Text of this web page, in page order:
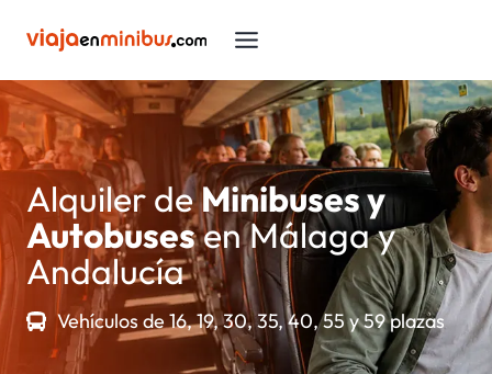
contenido
Alquiler deMinibuses y
Autobusesen Málaga y
Andalucía
Vehículos de 16, 19, 30, 35, 40, 55 y 59 plazas